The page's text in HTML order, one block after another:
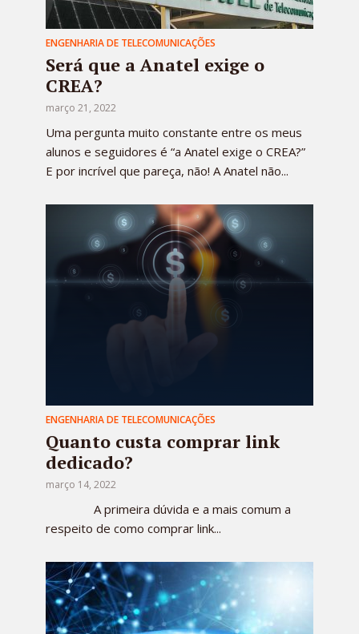
ENGENHARIA DE TELECOMUNICAÇÕES
Será que a Anatel exige o
CREA?
março 21, 2022
Uma pergunta muito constante entre os meus
alunos e seguidores é “a Anatel exige o CREA?”
E por incrível que pareça, não! A Anatel não...
ENGENHARIA DE TELECOMUNICAÇÕES
Quanto custa comprar link
dedicado?
março 14, 2022
A primeira dúvida e a mais comum a
respeito de como comprar link...